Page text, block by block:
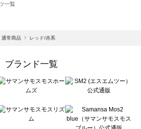
一覧
ツハルバイサマンサモスモス）のスーツ一覧
モスモス ブルー）のスーツ一覧
ツ一覧
覧
ラシック）のスーツ一覧
のスーツ一覧
ルー）のスーツ一覧
通常商品 レッド/赤系
ブランド一覧